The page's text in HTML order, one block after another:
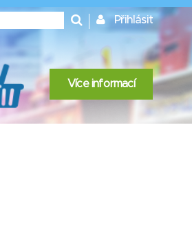
Přihlásit
Více informací